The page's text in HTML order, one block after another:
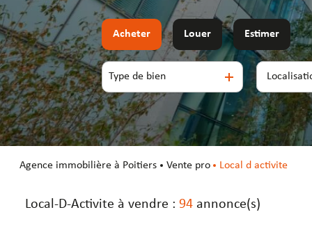
Acheter
De l'immo pro
Louer
De l'immo pro
Estimer
Type de bien
agence immobilière à Poitiers Vente pro Local d activite
Local-D-Activite à vendre : 94 annonce(s)